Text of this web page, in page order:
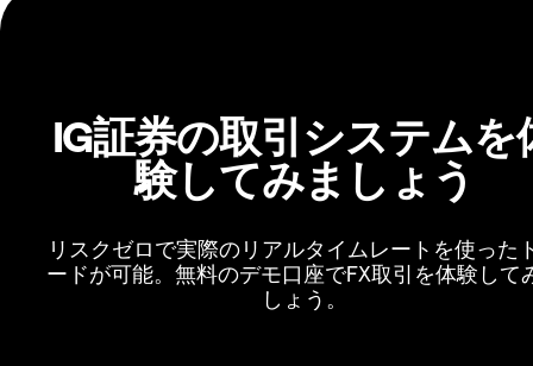
IG証券の取引システムを
験してみましょう
リスクゼロで実際のリアルタイムレートを使った
ードが可能。無料のデモ口座でFX取引を体験して
しょう。